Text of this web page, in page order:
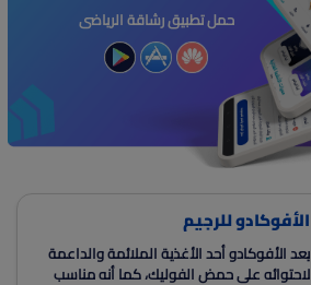
حمل تطبيق رشاقة الرياضى
الأفوكادو للرجيم
يعد الأفوكادو أحد الأغذية الملائمة والداعمة
لاحتوائه على حمض الفوليك، كما أنه مناسب